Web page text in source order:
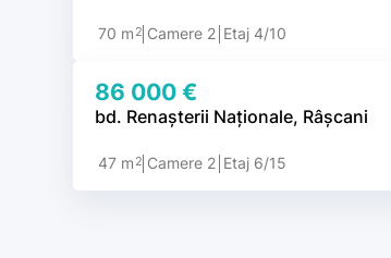
70 m 2 Camere 2 Etaj 4/10
86 000 €
bd. Renașterii Naționale, Râșcani
47 m 2 Camere 2 Etaj 6/15